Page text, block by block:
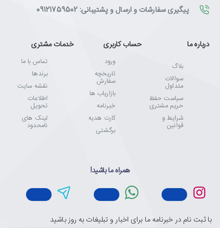
پیگیری سفارشات و ارسال و پشتیبانی: 09121759502
درباره ما
بلاگ
سوالات
متداول
سیاست حفظ
حریم مشتری
شرایط و
قوانین
حساب کاربری
ورود
تاریخچه
سفارش
بازاریاب ها
خبرنامه
کارت هدیه
برگشتی
خدمات مشتری
تماس با ما
برندها
نقشه سایت
اطلاعات
تحویل
لینک های
نامحدود
همراه ما باشید!
با ثبت نام در خبرنامه ما برای اخبار و تبلیغات به روز باشید